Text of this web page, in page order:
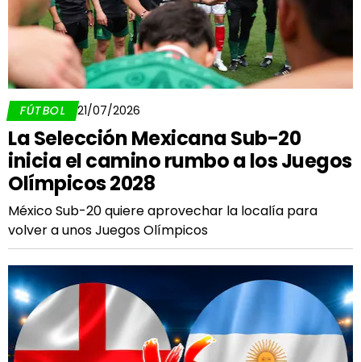
FÚTBOL 21/07/2026
La Selección Mexicana Sub-20
inicia el camino rumbo a los Juegos
Olímpicos 2028
México Sub-20 quiere aprovechar la localía para
volver a unos Juegos Olímpicos